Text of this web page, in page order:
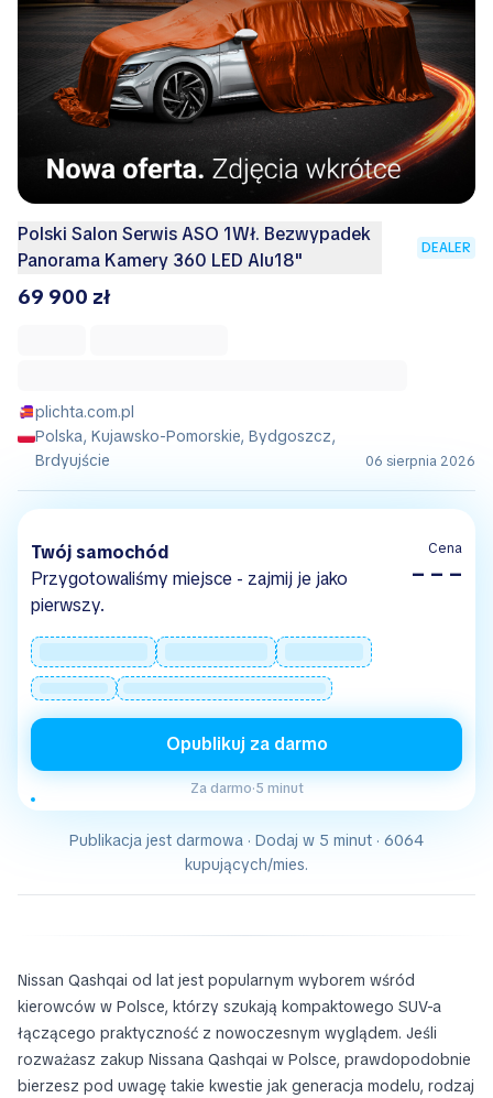
Polski Salon Serwis ASO 1Wł. Bezwypadek
Panorama Kamery 360 LED Alu18"
DEALER
69 900 zł
plichta.com.pl
Polska, Kujawsko-Pomorskie, Bydgoszcz,
Brdyujście
06 sierpnia 2026
Twój samochód
Przygotowaliśmy miejsce - zajmij je jako
pierwszy.
Cena
– – –
Opublikuj za darmo
Za darmo·5 minut
Publikacja jest darmowa · Dodaj w 5 minut · 6064
kupujących/mies.
Nissan Qashqai od lat jest popularnym wyborem wśród
kierowców w Polsce, którzy szukają kompaktowego SUV-a
łączącego praktyczność z nowoczesnym wyglądem. Jeśli
rozważasz zakup Nissana Qashqai w Polsce, prawdopodobnie
bierzesz pod uwagę takie kwestie jak generacja modelu, rodzaj